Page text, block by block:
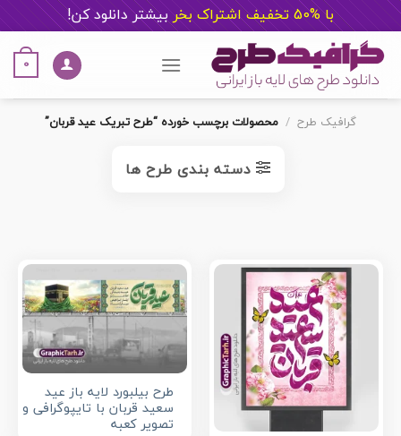
با %50 تخفیف اشتراک بخر بیشتر دانلود کن!
content
0
گرافیک طرح / محصولات برچسب خورده “طرح تبریک عید قربان”
دسته بندی طرح ها
طرح بیلبورد لایه باز عید
سعید قربان با تایپوگرافی و
تصویر کعبه